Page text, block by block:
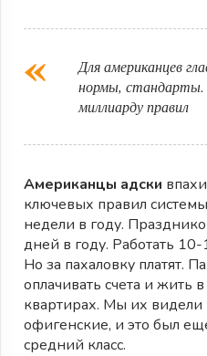
Для американцев
нормы,
миллиарду правил
Американцы адски
ключевых правил
недели в году.
дней в году. Работать
Но за пахаловку платят.
оплачивать счета и жить
квартирах. Мы их
офигенские, и это был
средний класс.